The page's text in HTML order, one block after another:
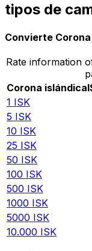
tipos de
Convierte
Rate information
Corona islándica
1 ISK
5 ISK
10 ISK
25 ISK
50 ISK
100 ISK
500 ISK
1000 ISK
5000 ISK
10.000 ISK